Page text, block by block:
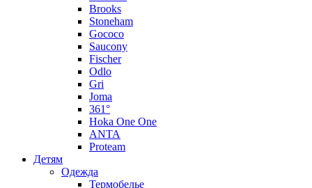
Brooks
Stoneham
Gococo
Saucony
Fischer
Odlo
Gri
Joma
361°
Hoka One One
ANTA
Proteam
Детям
Одежда
Термобелье